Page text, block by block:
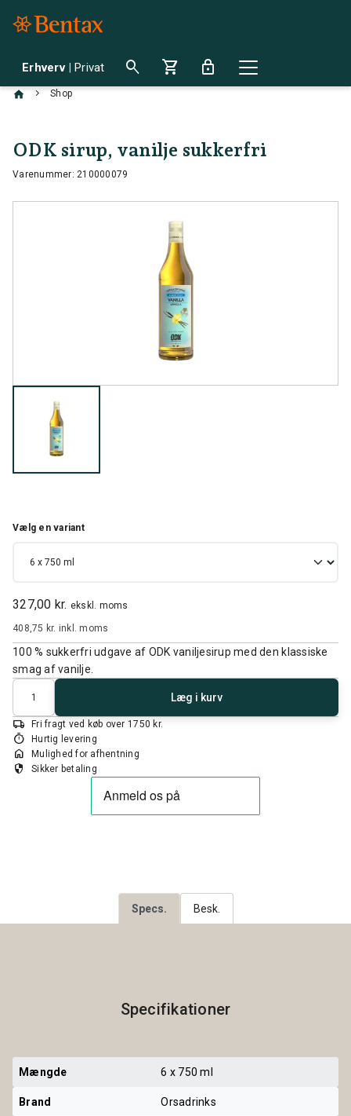
Erhverv | Privat search shopping_cart lock
chevron_right Shop
ODK sirup, vanilje sukkerfri
Varenummer: 210000079
327,00 kr. ekskl. moms
408,75 kr. inkl. moms
Vælg en variant
100 % sukkerfri udgave af ODK vaniljesirup med den klassiske
smag af vanilje.
Antal
Læg i kurv
local_shipping Fri fragt ved køb over 1750 kr.
timer Hurtig levering
home Mulighed for afhentning
security Sikker betaling
Specs. Besk.
Specifikationer
Mængde 6 x 750 ml
Brand Orsadrinks